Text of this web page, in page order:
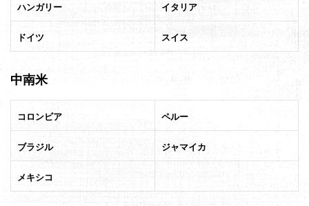
ハンガリー イタリア
ドイツ スイス
中南米
コロンビア ペルー
ブラジル ジャマイカ
メキシコ